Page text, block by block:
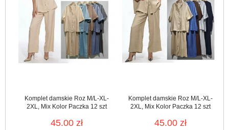
Komplet damskie Roz M/L-XL-
2XL, Mix Kolor Paczka 12 szt
45.00 zł
Komplet damskie Roz M/L-XL-
2XL, Mix Kolor Paczka 12 szt
45.00 zł